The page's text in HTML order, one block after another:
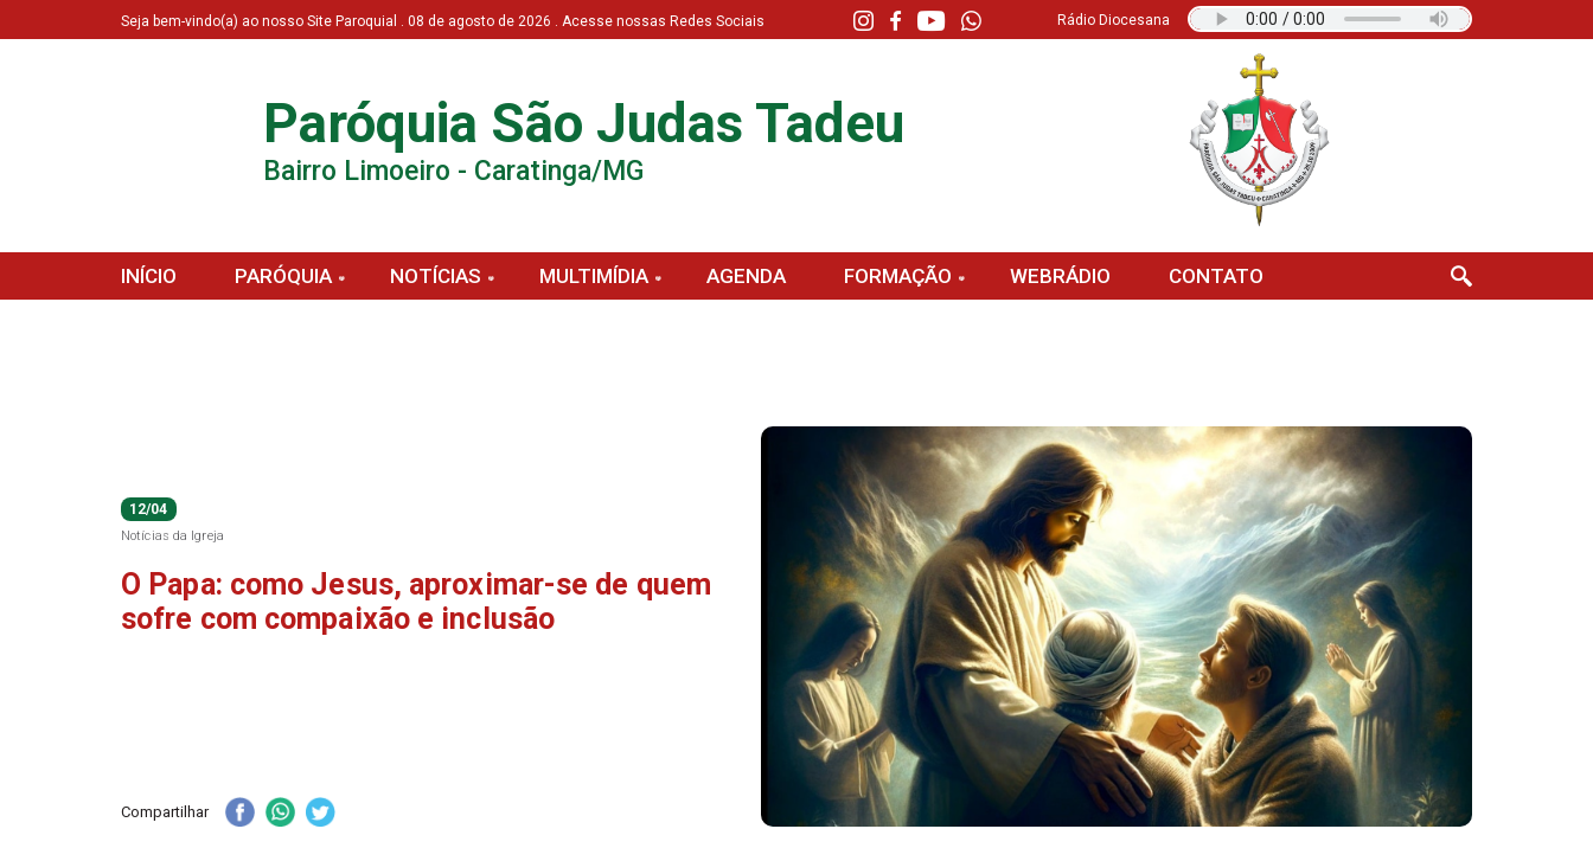
Seja bem-vindo(a) ao nosso Site Paroquial . 08 de agosto de 2026 . Acesse nossas Redes Sociais Rádio Diocesana
Paróquia São Judas Tadeu
Bairro Limoeiro - Caratinga/MG
INÍCIO PARÓQUIA NOTÍCIAS MULTIMÍDIA AGENDA FORMAÇÃO WEBRÁDIO CONTATO
12/04
Notícias da Igreja
O Papa: como Jesus, aproximar-se de quem
sofre com compaixão e inclusão
Compartilhar